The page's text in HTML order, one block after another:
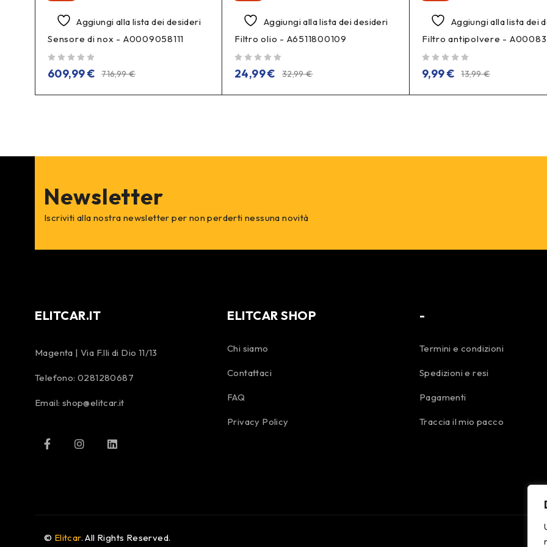
Aggiungi alla lista dei desideri
Sensore di nox - A0009058111
716,99€
609,99€
Aggiungi alla lista dei desideri
Filtro olio - A6511800109
32,99€
24,99€
Aggiungi alla lista dei
Filtro antipolvere -
13,99€
9,99€
Newsletter
Iscriviti alla nostra newsletter per non perderti nessuna novità
ELITCAR.IT
Magenta | Via F.lli di Dio 11/13
Telefono:0281280687
Email: shop@elitcar.it
ELITCAR SHOP
Chi siamo
Contattaci
FAQ
Privacy Policy
-
Termini e condizioni
Spedizioni e resi
Pagamenti
Traccia il mio pacco
© Elitcar. All Rights Reserved.